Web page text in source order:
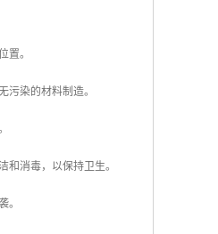
置。
染的材料制造。
消毒，以保持卫生。
。